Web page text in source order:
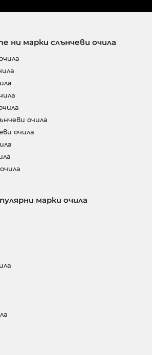
ни марки слънчеви очила
очила
очила
марки очила